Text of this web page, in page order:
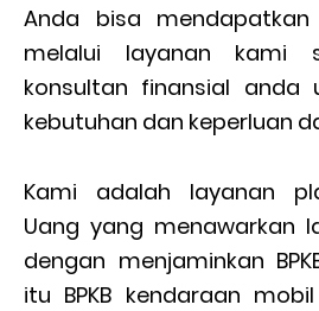
Anda bisa mendapatkan
melalui layanan kami
konsultan finansial anda
kebutuhan dan keperluan
Kami adalah layanan
Uang yang menawarkan
dengan menjaminkan
itu BPKB kendaraan